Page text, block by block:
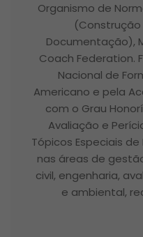
Organismo de
(Construção
Documentação),
Coach Federation.
Nacional de
Americano e pela
com o Grau
Avaliação e
Tópicos Especiais
nas áreas de
civil, engenharia,
e ambiental,